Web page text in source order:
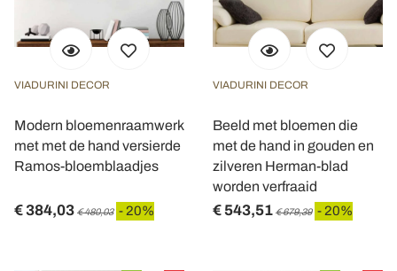
VIADURINI DECOR
Modern bloemenraamwerk
met met de hand versierde
Ramos-bloemblaadjes
€ 384,03 € 480,03 - 20%
VIADURINI DECOR
Beeld met bloemen die
met de hand in gouden en
zilveren Herman-blad
worden verfraaid
€ 543,51 € 679,39 - 20%